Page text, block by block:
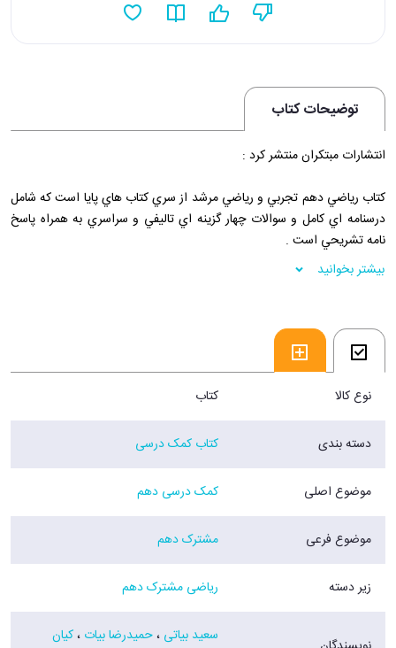
توضیحات کتاب
انتشارات مبتکران منتشر کرد :
کتاب رياضي دهم تجربي و رياضي مرشد از سري کتاب هاي پايا است که شامل
درسنامه اي کامل و سوالات چهار گزينه اي تاليفي و سراسري به همراه پاسخ
نامه تشريحي است .
فروشگاه اينترنتي 30بوک
بیشتر بخوانید
نوع کالا کتاب
دسته بندی کتاب کمک درسی
موضوع اصلی کمک درسی دهم
موضوع فرعی مشترک دهم
زیر دسته ریاضی مشترک دهم
سعید بیاتی ،حمیدرضا بیات ،کیان